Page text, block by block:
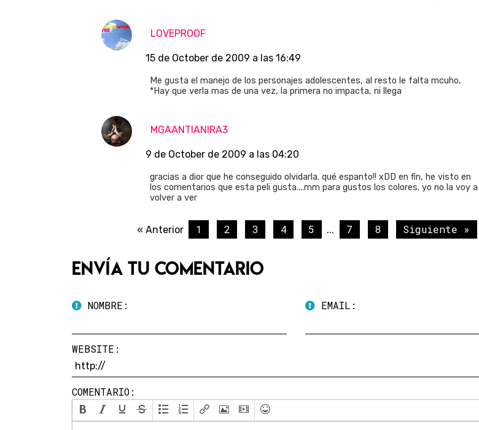
LOVEPROOF
15 de October de 2009 a las 16:49
Me gusta el manejo de los personajes adolescentes, al resto le falta mcuho,
*Hay que verla mas de una vez, la primera no impacta, ni llega
MGAANTIANIRA3
9 de October de 2009 a las 04:20
gracias a dior que he conseguido olvidarla. qué espanto!! xDD en fin, he visto en
los comentarios que esta peli gusta....mm para gustos los colores. yo no la voy a
volver a ver
« Anterior 1 2 3 4 5 ... 7 8 Siguiente »
Envía tu comentario
NOMBRE: EMAIL:
WEBSITE:
COMENTARIO: